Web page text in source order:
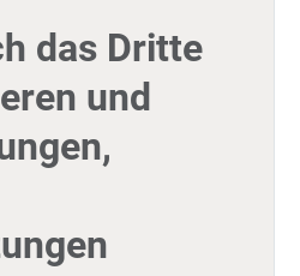
das Dritte
und